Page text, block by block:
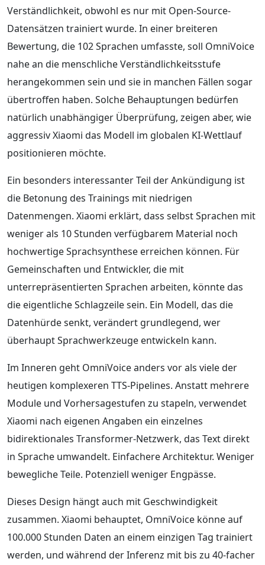
Verständlichkeit, obwohl es nur mit Open-Source-
Datensätzen trainiert wurde. In einer breiteren
Bewertung, die 102 Sprachen umfasste, soll OmniVoice
nahe an die menschliche Verständlichkeitsstufe
herangekommen sein und sie in manchen Fällen sogar
übertroffen haben. Solche Behauptungen bedürfen
natürlich unabhängiger Überprüfung, zeigen aber, wie
aggressiv Xiaomi das Modell im globalen KI-Wettlauf
positionieren möchte.
Ein besonders interessanter Teil der Ankündigung ist
die Betonung des Trainings mit niedrigen
Datenmengen. Xiaomi erklärt, dass selbst Sprachen mit
weniger als 10 Stunden verfügbarem Material noch
hochwertige Sprachsynthese erreichen können. Für
Gemeinschaften und Entwickler, die mit
unterrepräsentierten Sprachen arbeiten, könnte das
die eigentliche Schlagzeile sein. Ein Modell, das die
Datenhürde senkt, verändert grundlegend, wer
überhaupt Sprachwerkzeuge entwickeln kann.
Im Inneren geht OmniVoice anders vor als viele der
heutigen komplexeren TTS-Pipelines. Anstatt mehrere
Module und Vorhersagestufen zu stapeln, verwendet
Xiaomi nach eigenen Angaben ein einzelnes
bidirektionales Transformer-Netzwerk, das Text direkt
in Sprache umwandelt. Einfachere Architektur. Weniger
bewegliche Teile. Potenziell weniger Engpässe.
Dieses Design hängt auch mit Geschwindigkeit
zusammen. Xiaomi behauptet, OmniVoice könne auf
100.000 Stunden Daten an einem einzigen Tag trainiert
werden, und während der Inferenz mit bis zu 40-facher